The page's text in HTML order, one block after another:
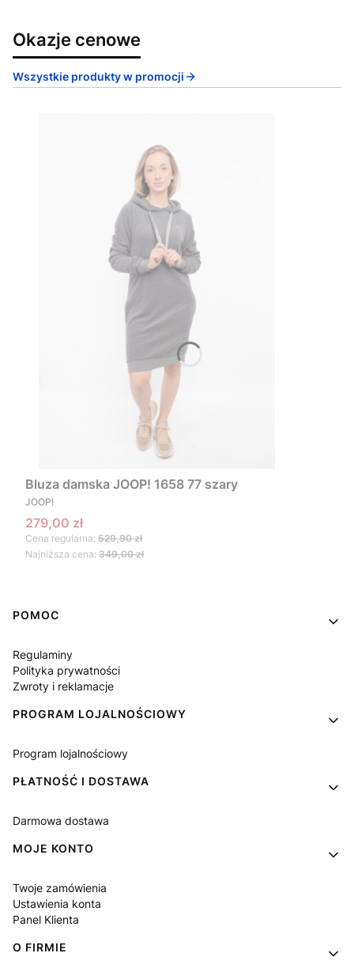
Okazje cenowe
Wszystkie produkty w promocji
Bluza damska JOOP! 1658 77 szary
PRODUCENT
JOOP!
Cena promocyjna
279,00 zł
Cena regularna: 529,90 zł
Najniższa cena: 349,00 zł
Linki w stopce
POMOC
Regulaminy
Polityka prywatności
Zwroty i reklamacje
PROGRAM LOJALNOŚCIOWY
Program lojalnościowy
PŁATNOŚĆ I DOSTAWA
Darmowa dostawa
MOJE KONTO
Twoje zamówienia
Ustawienia konta
Panel Klienta
O FIRMIE